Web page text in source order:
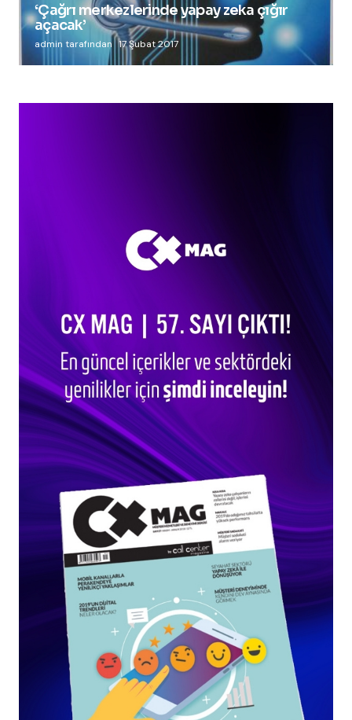
‘Çağrı merkezlerinde yapay zeka çığır
açacak’
admin tarafından 17 Şubat 2017